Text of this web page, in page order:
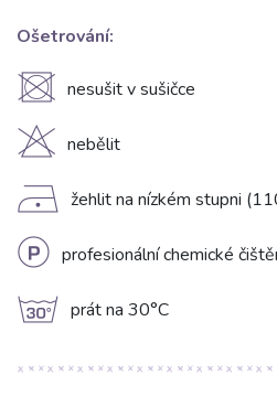
Ošetrování:
U nesušit v sušičce
H nebělit
D žehlit na nízkém stupni
L profesionální chemické
g prát na 30°C